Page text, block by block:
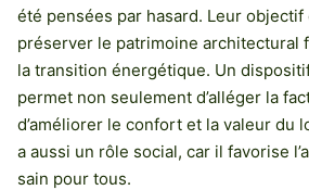
été pensées par hasard. Leur objectif
préserver le patrimoine architectural
la transition énergétique. Un
permet non seulement d’alléger la
d’améliorer le confort et la valeur du
a aussi un rôle social, car il favorise
sain pour tous.